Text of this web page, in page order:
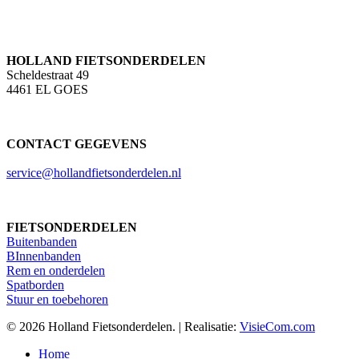
HOLLAND FIETSONDERDELEN
Scheldestraat 49
4461 EL GOES
CONTACT GEGEVENS
service@hollandfietsonderdelen.nl
FIETSONDERDELEN
Buitenbanden
BInnenbanden
Rem en onderdelen
Spatborden
Stuur en toebehoren
© 2026 Holland Fietsonderdelen. | Realisatie: VisieCom.com
Close
Home